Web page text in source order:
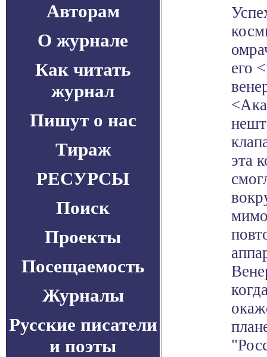
Авторам
О журнале
Как читать
журнал
Пишут о нас
Тираж
РЕСУРСЫ
Поиск
Проекты
Посещаемость
Журналы
Русские писатели
и поэты
его
эта